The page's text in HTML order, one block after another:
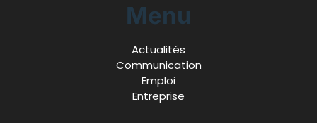
Menu
Actualités
Communication
Emploi
Entreprise